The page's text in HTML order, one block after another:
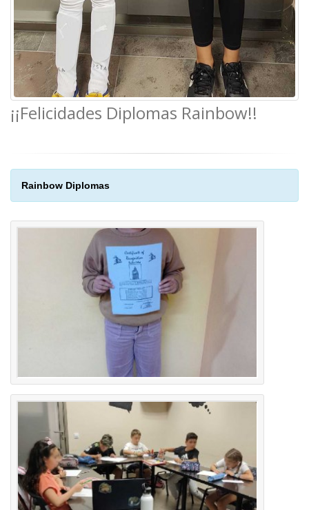
¡¡Felicidades Diplomas Rainbow!!
Rainbow Diplomas